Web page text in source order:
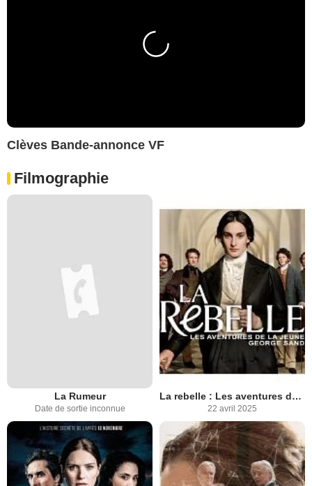
Clèves Bande-annonce VF
Filmographie
La Rumeur
Date de sortie inconnue
La rebelle : Les aventures de la jeune George Sand
22 avril 2025